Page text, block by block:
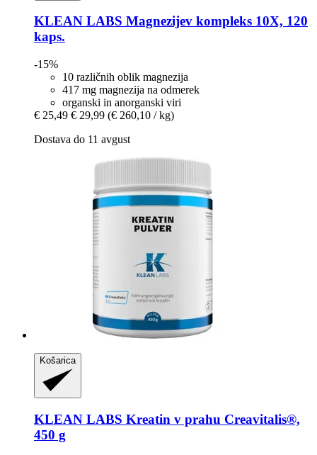
KLEAN LABS Magnezijev kompleks 10X, 120
kaps.
-15%
10 različnih oblik magnezija
417 mg magnezija na odmerek
organski in anorganski viri
€ 25,49 € 29,99 (€ 260,10 / kg)
Dostava do 11 avgust
Košarica
KLEAN LABS Kreatin v prahu Creavitalis®,
450 g